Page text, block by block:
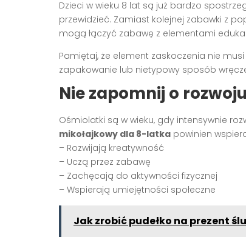
Dzieci w wieku 8 lat są już bardzo
przewidzieć. Zamiast kolejnej zabawki z
mogą łączyć zabawę z elementami
Pamiętaj, że element zaskoczenia nie
zapakowanie lub nietypowy sposób
Nie zapomnij o
Ośmiolatki są w wieku, gdy intensywnie
mikołajkowy dla 8-latka powinien
– Rozwijają kreatywność
– Uczą przez zabawę
– Zachęcają do aktywności fizycznej
– Wspierają umiejętności społeczne
Jak zrobić pudełko na prezent